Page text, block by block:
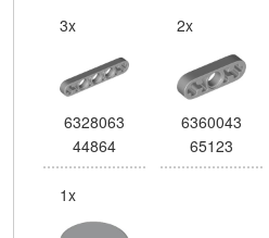
3x
6328063
44864
2x
6360043
65123
1x